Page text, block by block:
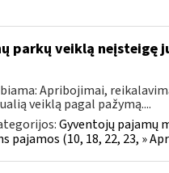
veiklą neįsteigę
Apribojimai,
veiklą pagal pažymą....
Gyventojų pajamų
pajamos (10, 18, 22, 23, »